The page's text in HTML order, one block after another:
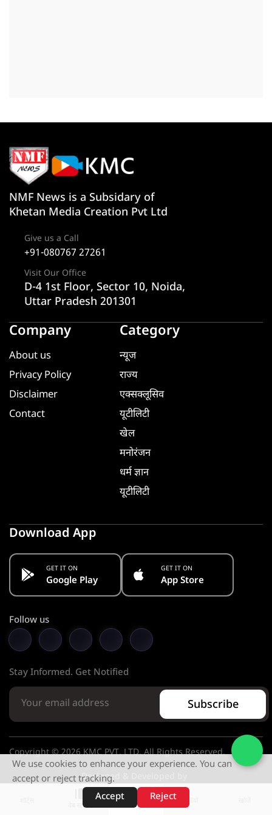
वेब स्टोरीज़
NMF News is a Subsidary of
Khetan Media Creation Pvt Ltd
Give us a Call
+91-080767 27261
Visit Our Office
D-4 1st Floor, Sector 10, Noida,
Uttar Pradesh 201301
Company
About us
Privacy Policy
Disclaimer
Contact
Category
न्यूज
राज्य
एक्सक्लूसिव
यूटीलिटी
खेल
मनोरंजन
धर्म ज्ञान
यूटीलिटी
Download App
GET IT ON
Google Play
GET IT ON
App Store
Follow us
Stay Informed. Get Notified
Subscribe
Copyright © 2026 KMC PVT. LTD. All Rights Reserved.
Designed & Developed by
We use cookies to enhance your experience. You can
accept or reject tracking.
Accept
Reject